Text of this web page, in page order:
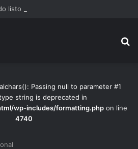
listo para la gran final del RallyACP
Passing null to parameter #1
string is deprecated in
wp-includes/formatting.phpon line
4740